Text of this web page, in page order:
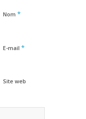
Nom *
E-mail *
Site web